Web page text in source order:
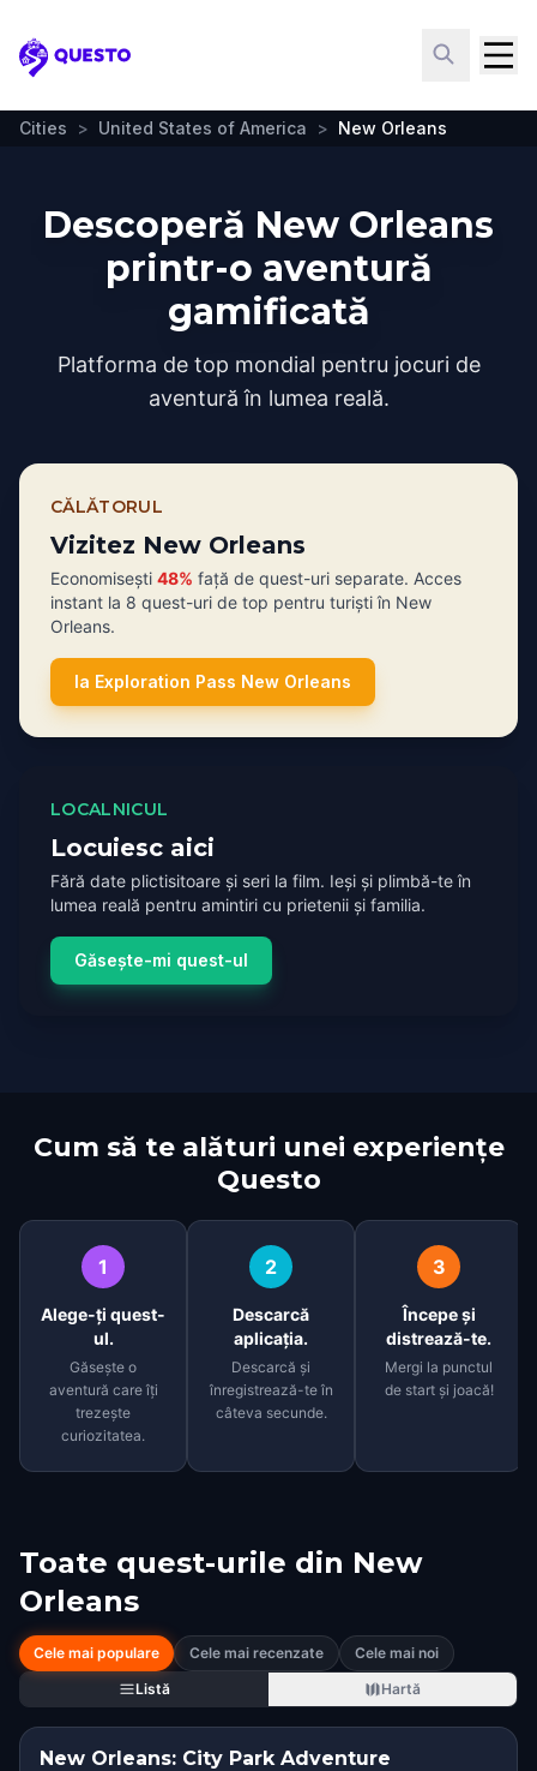
Questo
Cities > United States of America > New Orleans
Descoperă New Orleans
printr-o aventură
gamificată
Platforma de top mondial pentru jocuri de
aventură în lumea reală.
CĂLĂTORUL
Vizitez New Orleans
Economisești 48% față de quest-uri separate. Acces
instant la 8 quest-uri de top pentru turiști în New
Orleans.
Ia Exploration Pass New Orleans
LOCALNICUL
Locuiesc aici
Fără date plictisitoare și seri la film. Ieși și plimbă-te în
lumea reală pentru amintiri cu prietenii și familia.
Găsește-mi quest-ul
Cum să te alături unei experiențe
Questo
1
Alege-ți quest-
ul.
Găsește o
aventură care îți
trezește
curiozitatea.
2
Descarcă
aplicația.
Descarcă și
înregistrează-te în
câteva secunde.
3
Începe și
distrează-te.
Mergi la punctul
de start și joacă!
Toate quest-urile din New
Orleans
Cele mai populare Cele mai recenzate
Cele mai noi
Listă
Hartă
New Orleans: City Park Adventure